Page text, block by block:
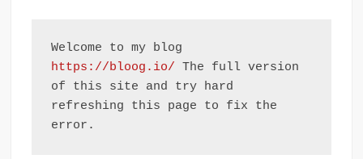
https://bloog.io/ The full version
of this site and try hard
refreshing this page to fix the
error.